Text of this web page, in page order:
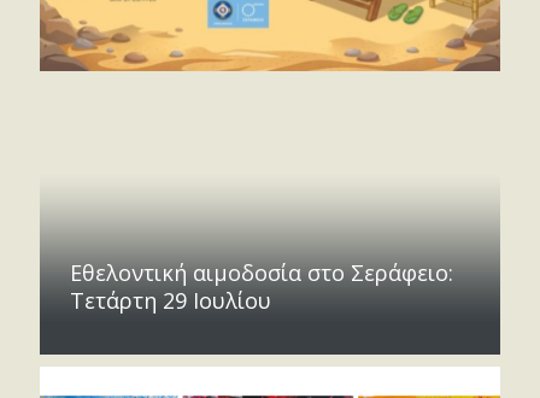
Εθελοντική αιμοδοσία στο Σεράφειο:
Τετάρτη 29 Ιουλίου